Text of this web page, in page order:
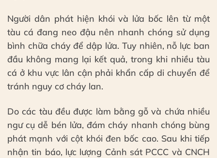
Người dân phát hiện khói và lửa bốc lên từ một
tàu cá đang neo đậu nên nhanh chóng sử dụng
bình chữa cháy để dập lửa. Tuy nhiên, nỗ lực ban
đầu không mang lại kết quả, trong khi nhiều tàu
cá ở khu vực lân cận phải khẩn cấp di chuyển để
tránh nguy cơ cháy lan.
Do các tàu đều được làm bằng gỗ và chứa nhiều
ngư cụ dễ bén lửa, đám cháy nhanh chóng bùng
phát mạnh với cột khói đen bốc cao. Sau khi tiếp
nhận tin báo, lực lượng Cảnh sát PCCC và CNCH